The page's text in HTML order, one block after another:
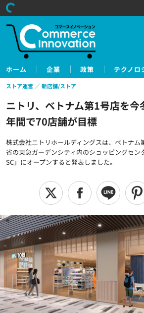
ホーム 企業 政策 テクノロ
ニトリ、ベトナム第1号店を
年間で70店舗が目標
株式会社ニトリホールディングスは、ベトナム
省の東急ガーデンシティ内のショッピングセン
SC」にオープンすると発表しました。
ストア運営 新店舗/ストア